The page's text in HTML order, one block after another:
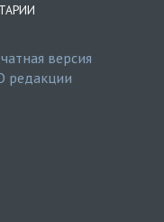
версия
редакции